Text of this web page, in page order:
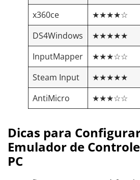
x360ce
★★★★☆
DS4Windows
★★★★★
InputMapper
★★★☆☆
Steam Input
★★★★★
AntiMicro
★★★☆☆
Dicas para
Emulador de
PC